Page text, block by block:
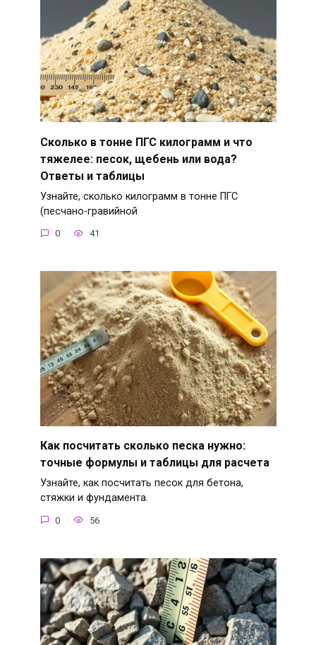
Сколько в тонне ПГС килограмм и что
тяжелее: песок, щебень или вода?
Ответы и таблицы
Узнайте, сколько килограмм в тонне ПГС
(песчано-гравийной
0 41
Как посчитать сколько песка нужно:
точные формулы и таблицы для расчета
Узнайте, как посчитать песок для бетона,
стяжки и фундамента.
0 56